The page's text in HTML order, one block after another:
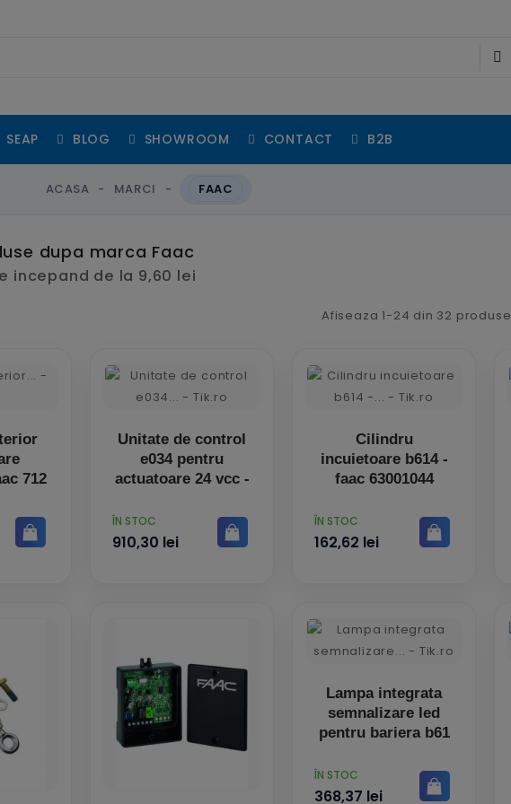
SEAP BLOG SHOWROOM CONTACT B2B
ACASA MARCI FAAC
dupa marca Faac
incepand de la 9,60 lei
Afiseaza 1-24 din 32 produse
712
Unitate de control
e034 pentru
actuatoare 24 vcc -
PRET
ÎN STOC
910,30 lei
Cilindru
incuietoare b614 -
faac 63001044
PRET
ÎN STOC
162,62 lei
Lampa integrata
semnalizare led
pentru bariera b61
PRET
ÎN STOC
368,37 lei